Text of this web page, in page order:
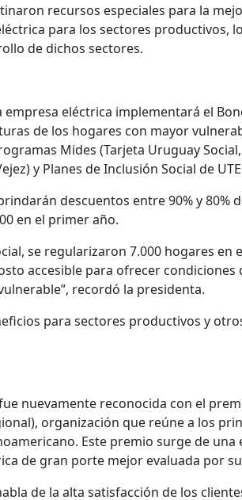
recursos especiales para la
para los sectores productivos,
de dichos sectores.
eléctrica implementará el
de los hogares con mayor
Mides (Tarjeta Uruguay
y Planes de Inclusión Social de
descuentos entre 90% y 80%
en el primer año.
se regularizaron 7.000 hogares
accesible para ofrecer condiciones
recordó la presidenta.
para sectores productivos y
nuevamente reconocida con el
organización que reúne a los
Este premio surge de una
de gran porte mejor evaluada por
de la alta satisfacción de los